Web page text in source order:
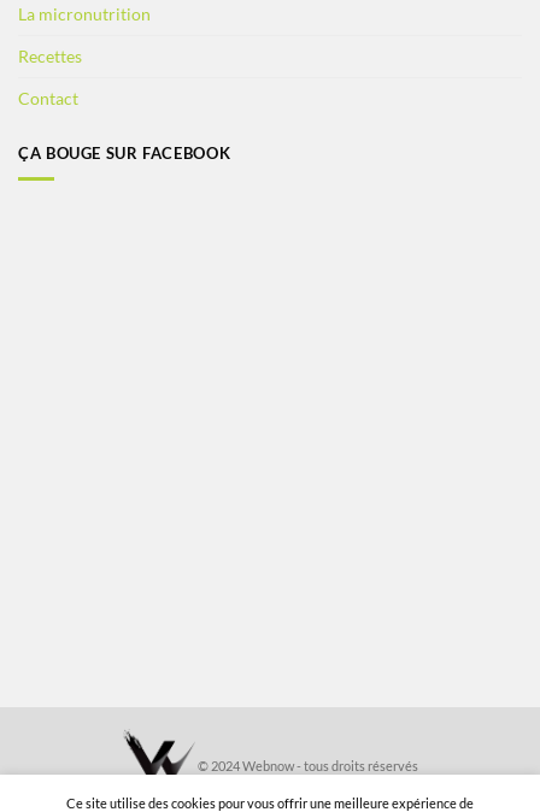
La micronutrition
Recettes
Contact
ÇA BOUGE SUR FACEBOOK
© 2024 Webnow - tous droits réservés
Ce site utilise des cookies pour vous offrir une meilleure expérience de